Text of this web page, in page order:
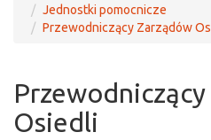
Jednostki pomocnicze
Przewodniczący Zarządów
Osiedli